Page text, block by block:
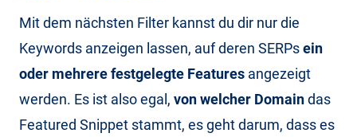
Mit dem nächsten Filter kannst du dir nur die
Keywords anzeigen lassen, auf deren SERPsein
oder mehrere festgelegte Features angezeigt
werden. Es ist also egal, von welcher Domaindas
Featured Snippet stammt, es geht darum, dass es